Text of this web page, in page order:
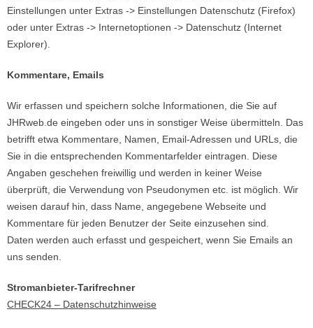
Einstellungen unter Extras -> Einstellungen Datenschutz (Firefox)
oder unter Extras -> Internetoptionen -> Datenschutz (Internet
Explorer).
Kommentare, Emails
Wir erfassen und speichern solche Informationen, die Sie auf
JHRweb.de eingeben oder uns in sonstiger Weise übermitteln. Das
betrifft etwa Kommentare, Namen, Email-Adressen und URLs, die
Sie in die entsprechenden Kommentarfelder eintragen. Diese
Angaben geschehen freiwillig und werden in keiner Weise
überprüft, die Verwendung von Pseudonymen etc. ist möglich. Wir
weisen darauf hin, dass Name, angegebene Webseite und
Kommentare für jeden Benutzer der Seite einzusehen sind.
Daten werden auch erfasst und gespeichert, wenn Sie Emails an
uns senden.
Stromanbieter-Tarif­rechner
CHECK24 – Datenschutzhinweise